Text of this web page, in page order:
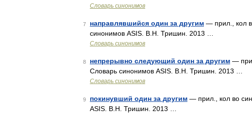
Словарь синонимов
7 направлявшийся один за другим — прил., кол
синонимов ASIS. В.Н. Тришин. 2013 …
Словарь синонимов
8 непрерывно следующий один за другим —
Словарь синонимов ASIS. В.Н. Тришин. 2013 …
Словарь синонимов
9 покинувший один за другим — прил., кол во
ASIS. В.Н. Тришин. 2013 …